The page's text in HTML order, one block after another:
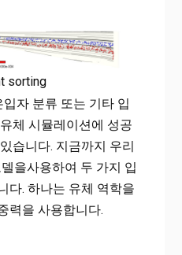
sorting
자 분류 또는 기타 입
체 시뮬레이션에 성공
습니다. 지금까지 우리
을사용하여 두 가지 입
다. 하나는 유체 역학을
력을 사용합니다.